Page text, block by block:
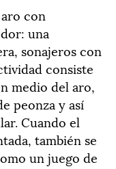
con
una
sonajeros con
consiste
medio del aro,
peonza y así
Cuando el
también se
un juego de